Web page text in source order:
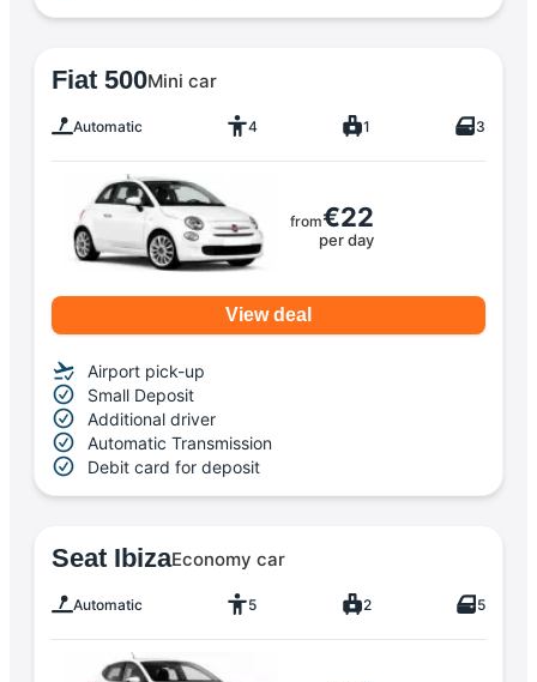
Fiat 500Mini car
Automatic 4 1 3
from€22
per day
View deal
Airport pick-up
Small Deposit
Additional driver
Automatic Transmission
Debit card for deposit
Seat IbizaEconomy car
Automatic 5 2 5